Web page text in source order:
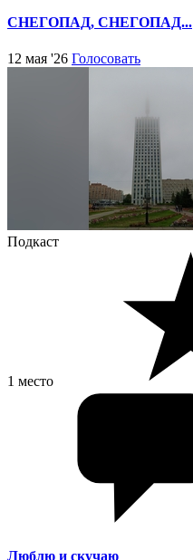
СНЕГОПАД, СНЕГОПАД...
12 мая '26 Голосовать
Подкаст
1 место
Люблю и скучаю